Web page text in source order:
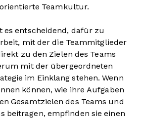
Teamkultur.
es entscheidend, dafür zu
mit der die Teammitglieder
zu den Zielen des Teams
mit der übergeordneten
im Einklang stehen. Wenn
können, wie ihre Aufgaben
Gesamtzielen des Teams und
beitragen, empfinden sie einen